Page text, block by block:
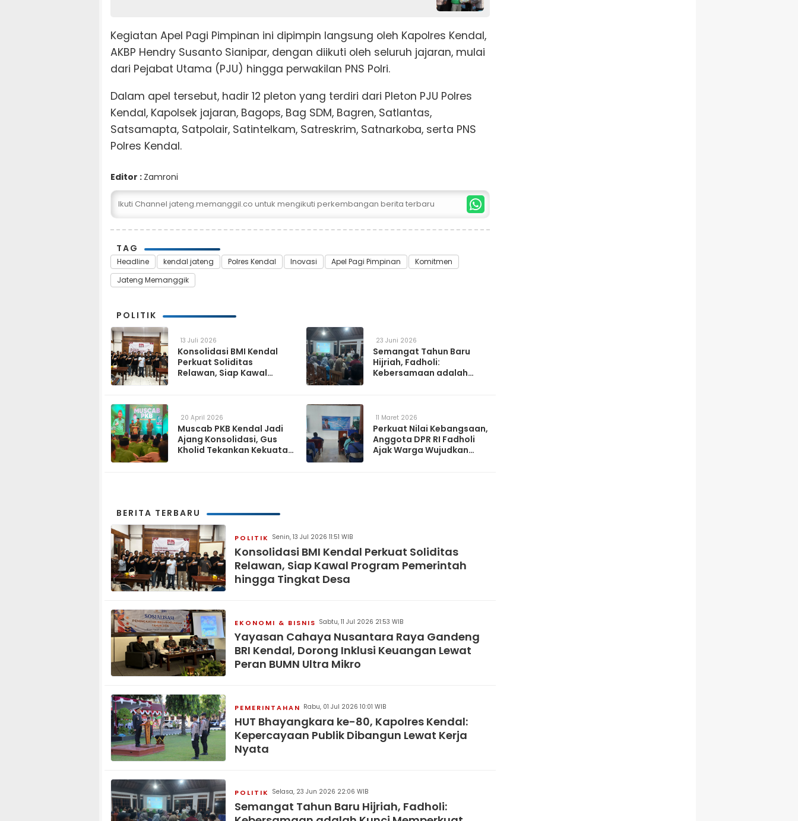
Kegiatan Apel Pagi Pimpinan ini dipimpin langsung oleh Kapolres Kendal,
AKBP Hendry Susanto Sianipar, dengan diikuti oleh seluruh jajaran, mulai
dari Pejabat Utama (PJU) hingga perwakilan PNS Polri.
Dalam apel tersebut, hadir 12 pleton yang terdiri dari Pleton PJU Polres
Kendal, Kapolsek jajaran, Bagops, Bag SDM, Bagren, Satlantas,
Satsamapta, Satpolair, Satintelkam, Satreskrim, Satnarkoba, serta PNS
Polres Kendal.
Editor : Zamroni
Ikuti Channel jateng.memanggil.co untuk mengikuti perkembangan berita terbaru
TAG
Headline kendal jateng Polres Kendal Inovasi Apel Pagi Pimpinan
Komitmen
Jateng Memanggik
POLITIK
13 Juli 2026
Konsolidasi BMI Kendal
Perkuat Soliditas
Relawan, Siap Kawal
23 Juni 2026
Semangat Tahun Baru
Hijriah, Fadholi:
Kebersamaan adalah
20 April 2026
Muscab PKB Kendal Jadi
Ajang Konsolidasi, Gus
Kholid Tekankan Kekuatan
11 Maret 2026
Perkuat Nilai Kebangsaan,
Anggota DPR RI Fadholi
Ajak Warga Wujudkan
BERITA TERBARU
POLITIK Senin, 13 Jul 2026 11:51 WIB
Konsolidasi BMI Kendal Perkuat Soliditas
Relawan, Siap Kawal Program Pemerintah
hingga Tingkat Desa
EKONOMI & BISNIS Sabtu, 11 Jul 2026 21:53 WIB
Yayasan Cahaya Nusantara Raya Gandeng
BRI Kendal, Dorong Inklusi Keuangan Lewat
Peran BUMN Ultra Mikro
PEMERINTAHAN Rabu, 01 Jul 2026 10:01 WIB
HUT Bhayangkara ke-80, Kapolres Kendal:
Kepercayaan Publik Dibangun Lewat Kerja
Nyata
POLITIK Selasa, 23 Jun 2026 22:06 WIB
Semangat Tahun Baru Hijriah, Fadholi: